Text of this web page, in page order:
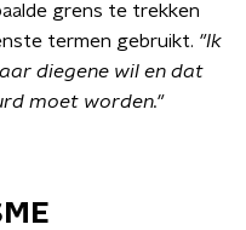
grens te trekken
termen gebruikt. "Ik
diegene wil en dat
moet worden."